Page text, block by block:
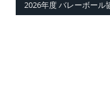
2026年度 バレーボール